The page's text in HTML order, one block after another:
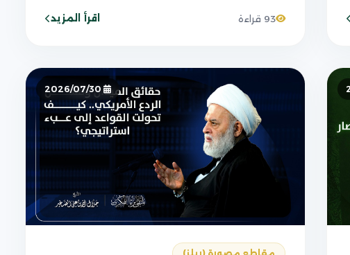
93 قراءة اقرأ المزيد
مقاطع مصورة (ريلز)